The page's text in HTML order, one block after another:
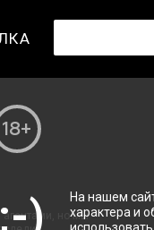
агентами, но мы
На нашем
характера и